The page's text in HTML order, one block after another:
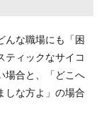
んな職場にも「困
ティックなサイコ
場合と、「どこへ
しな方よ」の場合